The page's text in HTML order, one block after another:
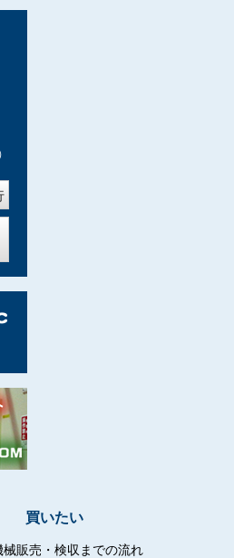
買いたい
械販売・検収までの流れ